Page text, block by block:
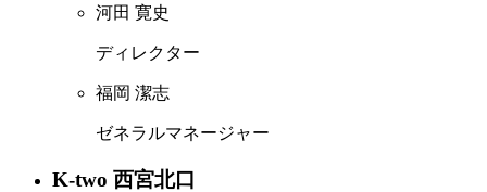
河田 寛史
ディレクター
福岡 潔志
ゼネラルマネージャー
K-two 西宮北口